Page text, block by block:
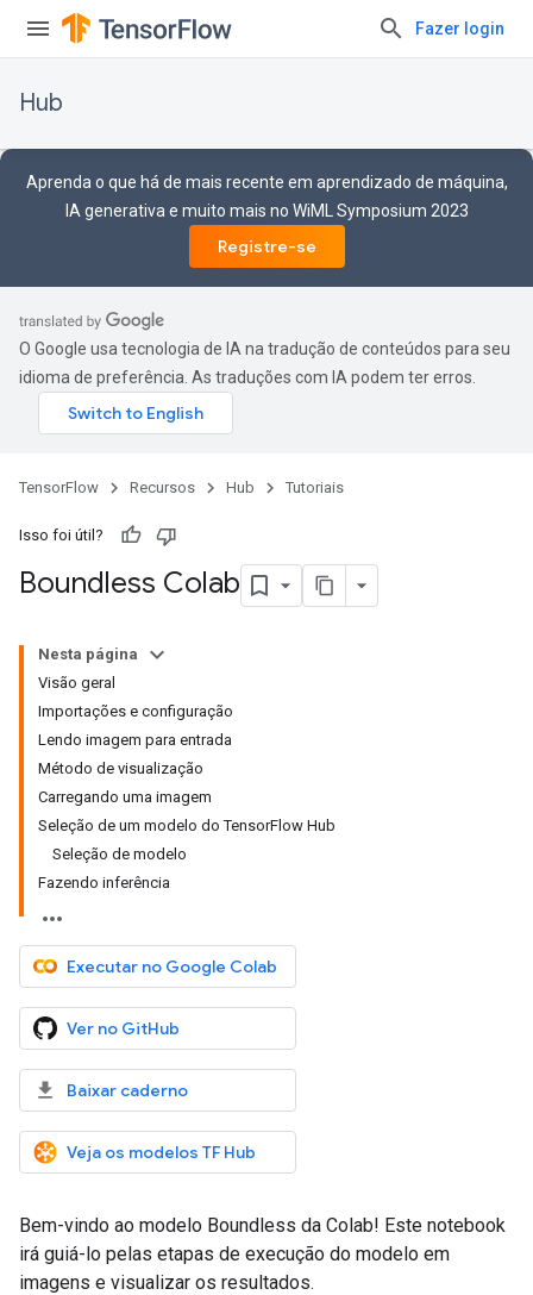
Fazer login
Hub
Aprenda o que há de mais recente em aprendizado de máquina,
IA generativa e muito mais no WiML Symposium 2023
Registre-se
O Google usa tecnologia de IA na tradução de conteúdos para seu
idioma de preferência. As traduções com IA podem ter erros.
TensorFlow Recursos Hub Tutoriais
Isso foi útil?
Boundless Colab
Nesta página
Visão geral
Importações e configuração
Lendo imagem para entrada
Método de visualização
Carregando uma imagem
Seleção de um modelo do TensorFlow Hub
Seleção de modelo
Fazendo inferência
Executar no Google Colab
Ver no GitHub
Baixar caderno
Veja os modelos TF Hub
Bem-vindo ao modelo Boundless da Colab! Este notebook
irá guiá-lo pelas etapas de execução do modelo em
imagens e visualizar os resultados.